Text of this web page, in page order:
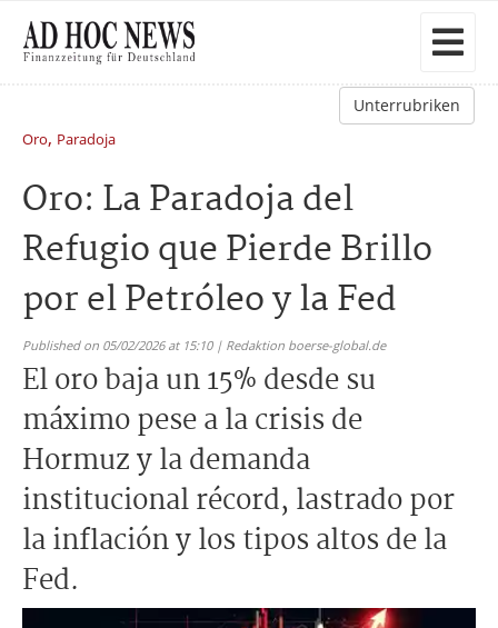
Unterrubriken
Oro, Paradoja
Oro: La Paradoja del
Refugio que Pierde Brillo
por el Petróleo y la Fed
Published on 05/02/2026 at 15:10 | Redaktion boerse-global.de
El oro baja un 15% desde su
máximo pese a la crisis de
Hormuz y la demanda
institucional récord, lastrado por
la inflación y los tipos altos de la
Fed.